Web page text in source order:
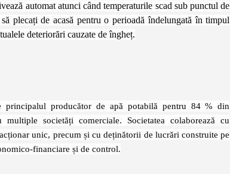
automat atunci când temperaturile scad sub punctul de
plecați de acasă pentru o perioadă îndelungată în timpul
deteriorări cauzate de îngheț.
principalul producător de apă potabilă pentru 84 % din
societăți comerciale. Societatea colaborează cu
unic, precum și cu deținătorii de lucrări construite pe
financiare și de control.